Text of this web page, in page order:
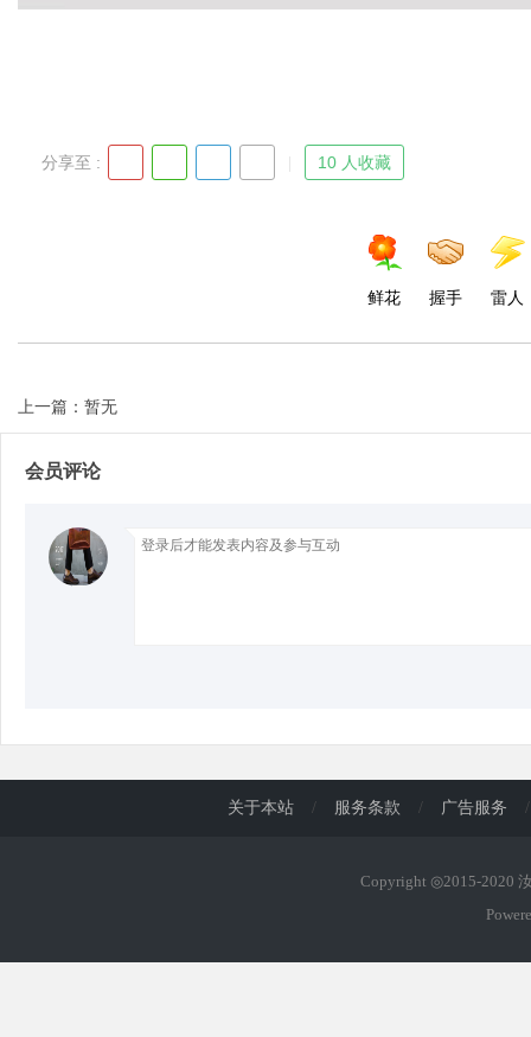
分享至 : 10 人收藏
鲜花 握手 雷人
上一篇：暂无
会员评论
关于本站 / 服务条款 / 广告服务 /
Copyright ◎2015-2020